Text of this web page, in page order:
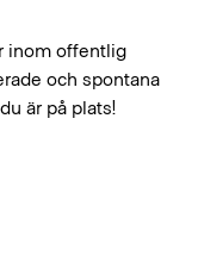
inom offentlig
och spontana
är på plats!